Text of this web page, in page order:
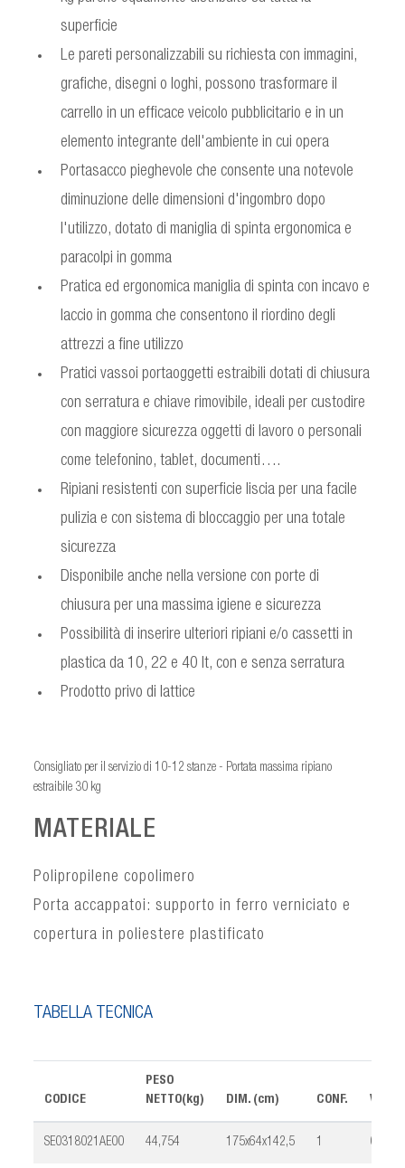
superficie
Le pareti personalizzabili su richiesta con immagini,
grafiche, disegni o loghi, possono trasformare il
carrello in un efficace veicolo pubblicitario e in un
elemento integrante dell'ambiente in cui opera
Portasacco pieghevole che consente una notevole
diminuzione delle dimensioni d'ingombro dopo
l'utilizzo, dotato di maniglia di spinta ergonomica e
paracolpi in gomma
Pratica ed ergonomica maniglia di spinta con incavo e
laccio in gomma che consentono il riordino degli
attrezzi a fine utilizzo
Pratici vassoi portaoggetti estraibili dotati di chiusura
con serratura e chiave rimovibile, ideali per custodire
con maggiore sicurezza oggetti di lavoro o personali
come telefonino, tablet, documenti….
Ripiani resistenti con superficie liscia per una facile
pulizia e con sistema di bloccaggio per una totale
sicurezza
Disponibile anche nella versione con porte di
chiusura per una massima igiene e sicurezza
Possibilità di inserire ulteriori ripiani e/o cassetti in
plastica da 10, 22 e 40 lt, con e senza serratura
Prodotto privo di lattice
Consigliato per il servizio di 10-12 stanze - Portata massima ripiano
estraibile 30 kg
MATERIALE
Polipropilene copolimero
Porta accappatoi: supporto in ferro verniciato e
copertura in poliestere plastificato
TABELLA TECNICA
CODICE
PESO
NETTO(kg)
DIM. (cm) CONF.
SE0318021AE00 44,754 175x64x142,5 1 0,46